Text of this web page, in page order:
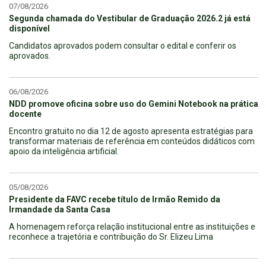
07/08/2026
Segunda chamada do Vestibular de Graduação 2026.2 já está
disponível
Candidatos aprovados podem consultar o edital e conferir os
aprovados.
06/08/2026
NDD promove oficina sobre uso do Gemini Notebook na prática
docente
Encontro gratuito no dia 12 de agosto apresenta estratégias para
transformar materiais de referência em conteúdos didáticos com
apoio da inteligência artificial.
05/08/2026
Presidente da FAVC recebe título de Irmão Remido da
Irmandade da Santa Casa
A homenagem reforça relação institucional entre as instituições e
reconhece a trajetória e contribuição do Sr. Elizeu Lima